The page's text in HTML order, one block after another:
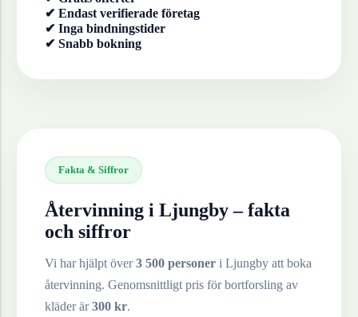
✔ Endast verifierade företag
✔ Inga bindningstider
✔ Snabb bokning
Fakta & Siffror
Återvinning i Ljungby– fakta
och siffror
Vi har hjälpt över3 500 personer i Ljungby att boka
återvinning. Genomsnittligt pris för bortforsling av
kläderär300 kr.